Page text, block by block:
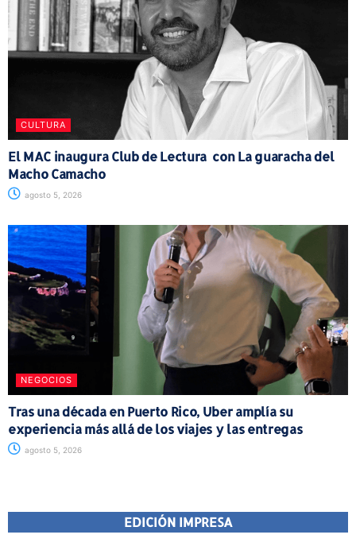
CULTURA
El MAC inaugura Club de Lectura con La guaracha del
Macho Camacho
agosto 5, 2026
NEGOCIOS
Tras una década en Puerto Rico, Uber amplía su
experiencia más allá de los viajes y las entregas
agosto 5, 2026
EDICIÓN IMPRESA